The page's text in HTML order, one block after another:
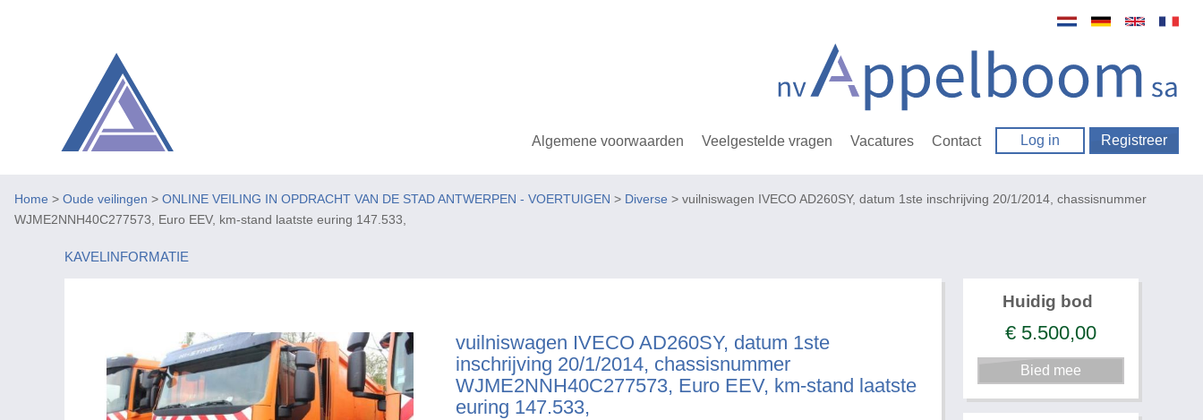
Algemene voorwaarden Veelgestelde vragen Vacatures Contact Log in Registreer
Home > Oude veilingen > ONLINE VEILING IN OPDRACHT VAN DE STAD ANTWERPEN - VOERTUIGEN > Diverse > vuilniswagen IVECO AD260SY, datum 1ste inschrijving 20/1/2014, chassisnummer
WJME2NNH40C277573, Euro EEV, km-stand laatste euring 147.533,
KAVELINFORMATIE
vuilniswagen IVECO AD260SY, datum 1ste
inschrijving 20/1/2014, chassisnummer
WJME2NNH40C277573, Euro EEV, km-stand laatste
euring 147.533,
Huidig bod
€ 5.500,00